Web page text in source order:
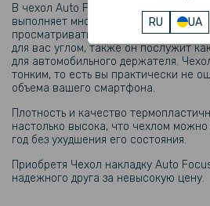
RU UA
В чехол Auto Focus C-KU
выполняет множество функций,
просматривать любимые видео,
для вас углом, также он послужит
для автомобильного держателя.
тонким, то есть вы практически не
объема вашего смартфона.
Плотность и качество
настолько высока, что чехлом можно
год без ухудшения его состояния.
Приобретя Чехол накладку Auto
надежного друга за невысокую цену.